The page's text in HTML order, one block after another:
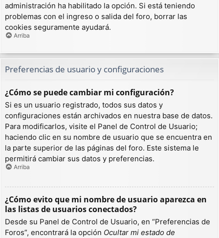
administración ha habilitado la opción. Si está teniendo
problemas con el ingreso o salida del foro, borrar las
cookies seguramente ayudará.
Arriba
Preferencias de usuario y configuraciones
¿Cómo se puede cambiar mi configuración?
Si es un usuario registrado, todos sus datos y
configuraciones están archivados en nuestra base de datos.
Para modificarlos, visite el Panel de Control de Usuario;
haciendo clic en su nombre de usuario que se encuentra en
la parte superior de las páginas del foro. Este sistema le
permitirá cambiar sus datos y preferencias.
Arriba
¿Cómo evito que mi nombre de usuario aparezca en
las listas de usuarios conectados?
Desde su Panel de Control de Usuario, en “Preferencias de
Foros”, encontrará la opción Ocultar mi estado de